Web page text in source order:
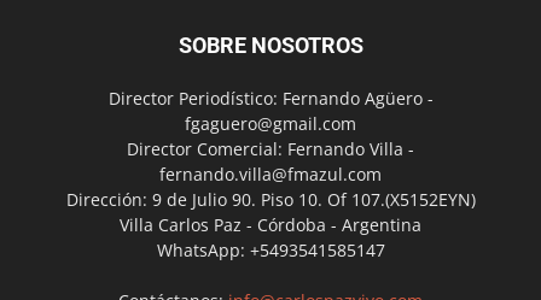
SOBRE NOSOTROS
Director Periodístico: Fernando Agüero -
fgaguero@gmail.com
Director Comercial: Fernando Villa -
fernando.villa@fmazul.com
Dirección: 9 de Julio 90. Piso 10. Of 107.(X5152EYN)
Villa Carlos Paz - Córdoba - Argentina
WhatsApp: +5493541585147